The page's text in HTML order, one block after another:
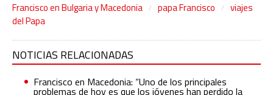
Francisco en Bulgaria y Macedonia papa Francisco
viajes
del Papa
NOTICIAS RELACIONADAS
Francisco en Macedonia: “Uno de los principales
problemas de hoy es que los jóvenes han perdido la